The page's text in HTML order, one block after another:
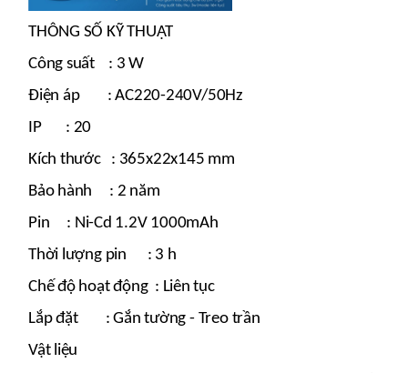
THÔNG SỐ KỸ THUẬT
Công suất : 3 W
Điện áp : AC220-240V/50Hz
IP : 20
Kích thước : 365x22x145 mm
Bảo hành : 2 năm
Pin : Ni-Cd 1.2V 1000mAh
Thời lượng pin : 3 h
Chế độ hoạt động : Liên tục
Lắp đặt : Gắn tường - Treo trần
Vật liệu